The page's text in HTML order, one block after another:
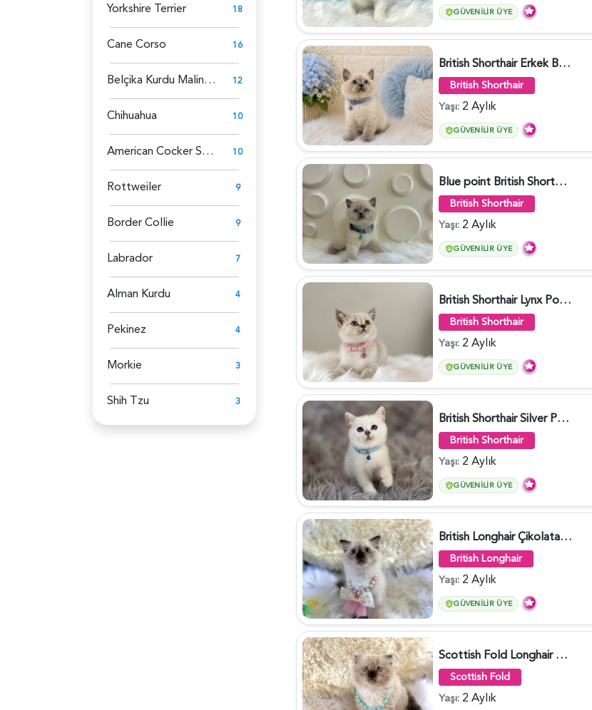
Yorkshire Terrier 18
Cane Corso 16
Belçika Kurdu Malinois 12
Chihuahua 10
American Cocker Spaniel 10
Rottweiler 9
Border Collie 9
Labrador 7
Alman Kurdu 4
Pekinez 4
Morkie 3
Shih Tzu 3
GÜVENILIR ÜYE
British Shorthair Erkek Bluepoint 2 Aylık - 4448
British Shorthair
Yaşı: 2 Aylık
GÜVENILIR ÜYE
Blue point British Shorthair Kedim 2 Aylık - 4132
British Shorthair
Yaşı: 2 Aylık
GÜVENILIR ÜYE
British Shorthair Lynx Point Dişi Yavrumuz Yuva Arıyor - 5148
British Shorthair
Yaşı: 2 Aylık
GÜVENILIR ÜYE
British Shorthair Silver Point Erkek 2 Aylık - 6122
British Shorthair
Yaşı: 2 Aylık
GÜVENILIR ÜYE
British Longhair Çikolata Nadir Renk Göz Kamaştırıcı - 6117
British Longhair
Yaşı: 2 Aylık
GÜVENILIR ÜYE
Scottish Fold Longhair Çikolata Erkek Yavrumuz - 6119
Scottish Fold
Yaşı: 2 Aylık